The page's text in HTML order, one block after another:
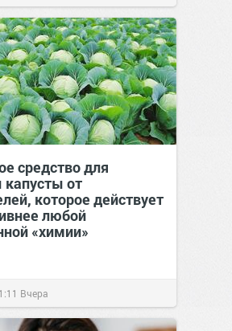
Вчера
средство для
от
которое действует
любой
«химии»
Вчера